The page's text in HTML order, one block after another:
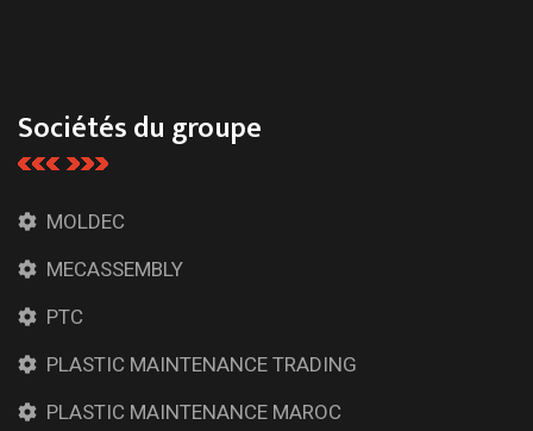
Sociétés du groupe
MOLDEC
MECASSEMBLY
PTC
PLASTIC MAINTENANCE TRADING
PLASTIC MAINTENANCE MAROC